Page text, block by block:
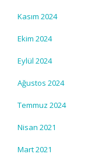
Kasım 2024
Ekim 2024
Eylül 2024
Ağustos 2024
Temmuz 2024
Nisan 2021
Mart 2021